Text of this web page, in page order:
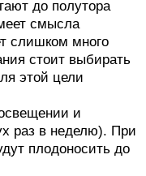
до полутора
смысла
слишком много
стоит выбирать
этой цели
и
раз в неделю). При
плодоносить до